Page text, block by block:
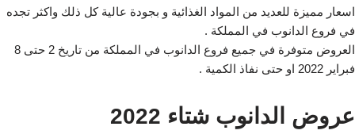
اسعار مميزة للعديد من المواد الغذائية و بجودة عالية كل ذلك واكثر تجده
في فروع الدانوب في المملكة .
العروض متوفرة في جميع فروع الدانوب في المملكة من تاريخ 2 حتى 8
فبراير 2022 او حتى نفاذ الكمية .
عروض الدانوب شتاء 2022